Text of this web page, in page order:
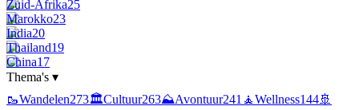
Zuid-Afrika25
Marokko23
India20
Thailand19
China17
Thema's ▾
🥾Wandelen273🏛️Cultuur263⛰️Avontuur241 🧘Wellness144🚢